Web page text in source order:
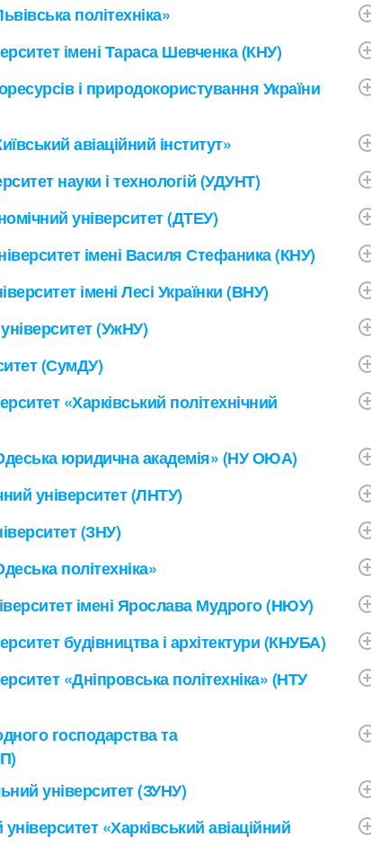
політехніка»
імені Тараса Шевченка (КНУ)
і природокористування України
авіаційний інститут»
науки і технологій (УДУНТ)
університет (ДТЕУ)
імені Василя Стефаника (КНУ)
імені Лесі Українки (ВНУ)
(УжНУ)
(СумДУ)
«Харківський політехнічний
юридична академія» (НУ ОЮА)
університет (ЛНТУ)
(ЗНУ)
політехніка»
імені Ярослава Мудрого (НЮУ)
будівництва і архітектури (КНУБА)
«Дніпровська політехніка» (НТУ
господарства та
університет (ЗУНУ)
«Харківський авіаційний